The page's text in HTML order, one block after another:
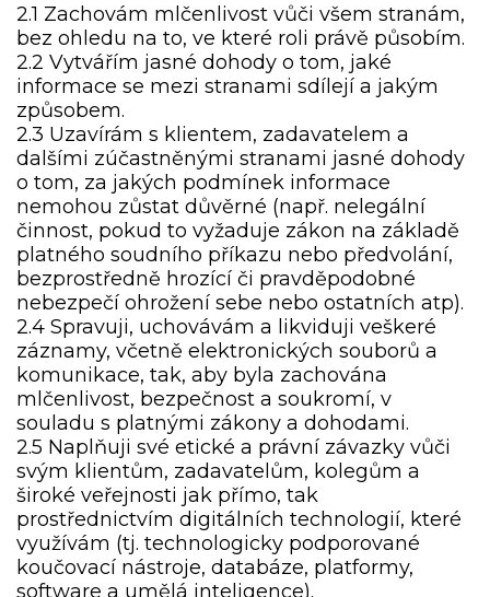
2.1 Zachovám mlčenlivost vůči všem stranám,
bez ohledu na to, ve které roli právě působím.
2.2 Vytvářím jasné dohody o tom, jaké
informace se mezi stranami sdílejí a jakým
způsobem.
2.3 Uzavírám s klientem, zadavatelem a
dalšími zúčastněnými stranami jasné dohody
o tom, za jakých podmínek informace
nemohou zůstat důvěrné (např. nelegální
činnost, pokud to vyžaduje zákon na základě
platného soudního příkazu nebo předvolání,
bezprostředně hrozící či pravděpodobné
nebezpečí ohrožení sebe nebo ostatních atp).
2.4 Spravuji, uchovávám a likviduji veškeré
záznamy, včetně elektronických souborů a
komunikace, tak, aby byla zachována
mlčenlivost, bezpečnost a soukromí, v
souladu s platnými zákony a dohodami.
2.5 Naplňuji své etické a právní závazky vůči
svým klientům, zadavatelům, kolegům a
široké veřejnosti jak přímo, tak
prostřednictvím digitálních technologií, které
využívám (tj. technologicky podporované
koučovací nástroje, databáze, platformy,
software a umělá inteligence).